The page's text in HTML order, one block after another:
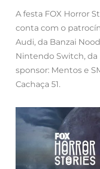
A festa FOX Horror
conta com o
Audi, da Banzai
Nintendo Switch, da
sponsor: Mentos e
Cachaça 51.